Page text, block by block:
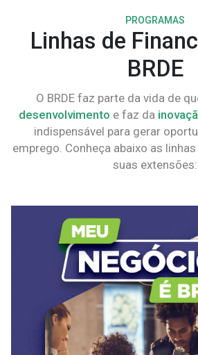
PROGRAMAS
Linhas de
BRDE
O BRDE faz parte da vida de
desenvolvimento e faz da
indispensável para gerar
emprego. Conheça abaixo as
suas extensões: